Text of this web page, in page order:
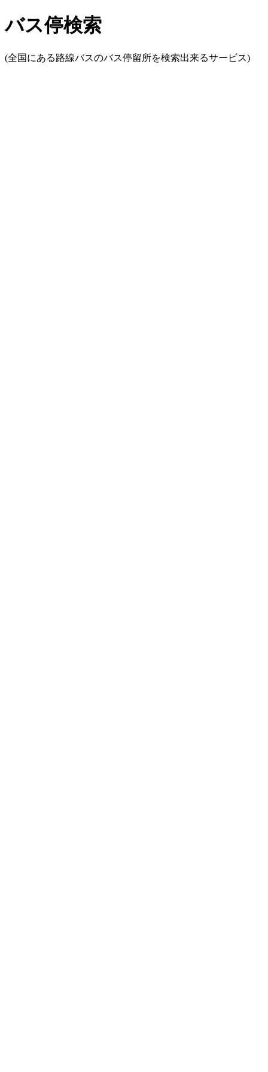
バス停検索
(全国にある路線バスのバス停留所を検索出来るサービス)